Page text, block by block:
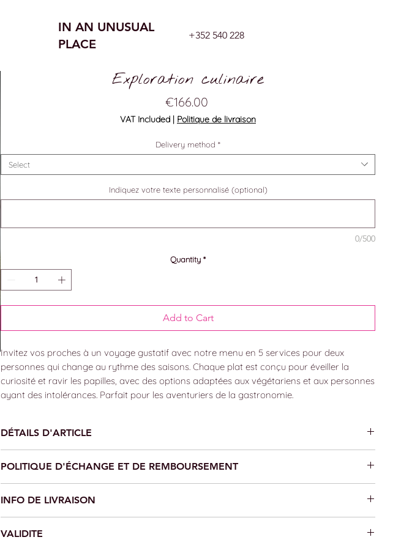
IN AN UNUSUAL
PLACE
+352 540 228
Exploration culinaire
€166.00Price
VAT Included | Politique de livraison
Delivery method *
Select
Indiquez votre texte personnalisé (optional)
0/500
Quantity *
Add to Cart
Invitez vos proches à un voyage gustatif avec notre menu en 5 services pour deux
personnes qui change au rythme des saisons. Chaque plat est conçu pour éveiller la
curiosité et ravir les papilles, avec des options adaptées aux végétariens et aux personnes
ayant des intolérances. Parfait pour les aventuriers de la gastronomie.
DÉTAILS D'ARTICLE
personnes végétariennes ou avec des intolérances). Boissons non incluses.
POLITIQUE D'ÉCHANGE ET DE REMBOURSEMENT
INFO DE LIVRAISON
carte préparée avec passion. Vous serez contacté dans les plus brefs délais à la suite de votre
VALIDITE